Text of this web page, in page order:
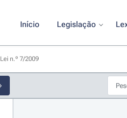
Início Legislação
Lei n.º 7/2009